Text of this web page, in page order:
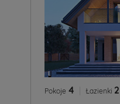
Pokoje 4 Łazienki 2